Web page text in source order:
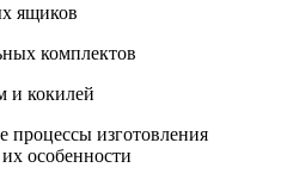
ящиков
комплектов
и кокилей
процессы изготовления
особенности